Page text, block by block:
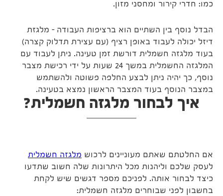
כמו: חדרי קירור ומחסני מזון.
הבדל נוסף בין השתיים הוא ברציפות העבודה – מלגזת
דיזל יכולה לעבוד באופן רציף (עם עצירת תדלוק קצרה)
בעוד מלגזה חשמלית דורשת זמן טעינה. ניתן לעבוד עם
המלגזה החשמלית במשך 24 שעות על ידי רכישת מצבר
נוסף, כך יהיה ניתן לבצע החלפה פשוטה ולהשתמש
במצבר הנוסף בעוד המצבר הראשון נמצא בטעינה.
איך לבחור מלגזה חשמלית?
אם החלטתם שאתם מעוניינים לרכוש מלגזה חשמלית
לעסק שלכם וליהנות מכל היתרונות שלה חשוב שתדעו
כיצד לבחור אותה. לפניכם מספר דגשים שיש לקחת
בחשבון לפני שבוחרים מלגזה חשמלית: